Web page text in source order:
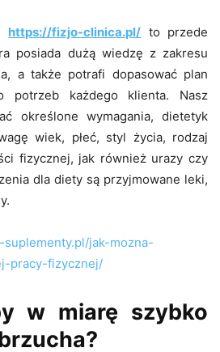
https://fizjo-clinica.pl/ to przede
posiada dużą wiedzę z zakresu
a także potrafi dopasować plan
potrzeb każdego klienta. Nasz
określone wymagania, dietetyk
wiek, płeć, styl życia, rodzaj
fizycznej, jak również urazy czy
dla diety są przyjmowane leki,
jak-mozna-
pracy-fizycznej/
w miarę szybko